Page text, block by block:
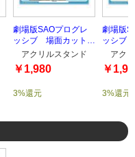
劇場版SAOプログレ
ッシブ 場面カットア
クリルスタンドTYPE-
4
アクリルスタンド
￥1,980
3%還元
劇場版
ッシブ
クリル
3
アク
￥
3%還元